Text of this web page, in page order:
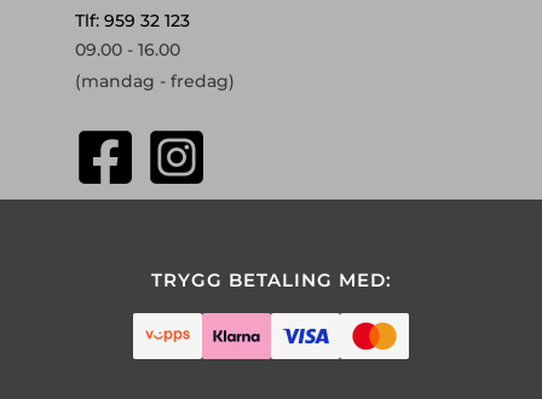
Tlf: 959 32 123
09.00 - 16.00
(mandag - fredag)
TRYGG BETALING MED: